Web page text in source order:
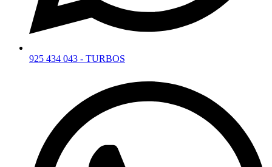
925 434 043 - TURBOS